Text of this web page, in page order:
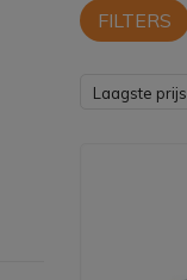
FILTERS
Laagste prijs